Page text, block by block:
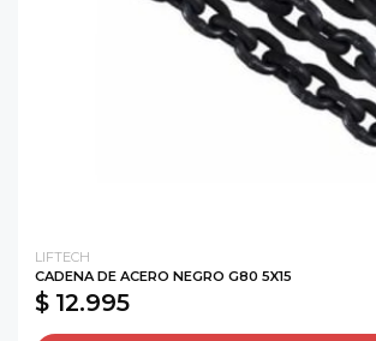
LIFTECH
CADENA DE ACERO NEGRO G80 5X15
$ 12.995